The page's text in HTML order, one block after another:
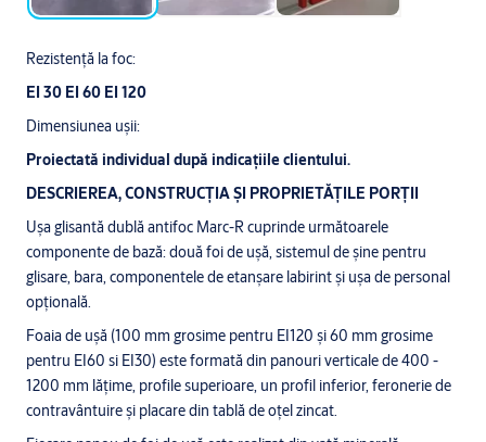
Rezistență la foc:
EI 30 EI 60 EI 120
Dimensiunea ușii:
Proiectată individual după indicațiile clientului.
DESCRIEREA, CONSTRUCȚIA ȘI PROPRIETĂȚILE PORȚII
Ușa glisantă dublă antifoc Marc-R cuprinde următoarele
componente de bază: două foi de ușă, sistemul de șine pentru
glisare, bara, componentele de etanșare labirint și ușa de personal
opțională.
Foaia de ușă (100 mm grosime pentru EI120 și 60 mm grosime
pentru EI60 si EI30) este formată din panouri verticale de 400 -
1200 mm lățime, profile superioare, un profil inferior, feronerie de
contravântuire și placare din tablă de oțel zincat.